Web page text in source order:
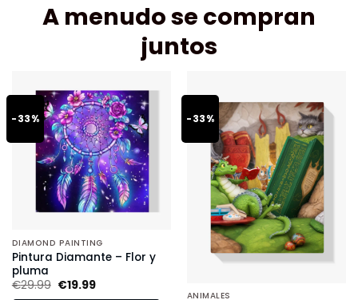
A menudo se compran
juntos
-33%
DIAMOND PAINTING
Pintura Diamante – Flor y
pluma
€29.99 €19.99
-33%
ANIMALES